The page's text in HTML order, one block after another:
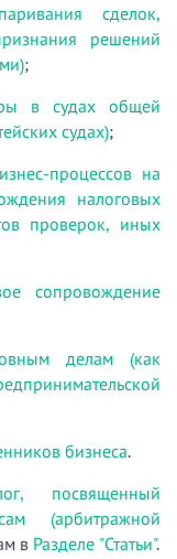
сделок,
решений
;
в судах общей
судах);
процессов на
налоговых
проверок, иных
сопровождение
делам (как
бизнеса.
посвященный
(арбитражной
в Разделе "Статьи".